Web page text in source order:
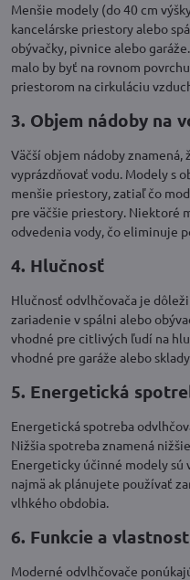
Menšie modely (do 40 cm
kancelárske priestory alebo
obývačky, pivnice alebo
malo by byť na rovnom
priestorom na cirkuláciu
3. Objem nádoby na
Väčší objem nádoby
vyprázdňovať vodu. Modely s
menšie priestory, zatiaľ čo
pre väčšie priestory. Niektoré
odvedenia vody, čo eliminuje
4. Hlučnosť
Hlučnosť odvlhčovača je
zariadenie v spálni alebo
vhodné pre citlivých ľudí na
vhodné pre garáže alebo
5. Energetická
Energetická spotreba
Nižšia spotreba znamená
Energeticky účinné modely
najmä ak plánujete používať
vlhkého obdobia.
6. Funkcie a
Moderné odvlhčovače